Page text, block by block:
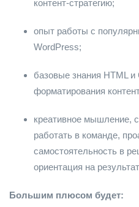
контент-стратегию;
опыт работы с
WordPress;
базовые знания HTML
форматирования
креативное мышление,
работать в команде,
самостоятельность в
ориентация на
Большим плюсом будет: